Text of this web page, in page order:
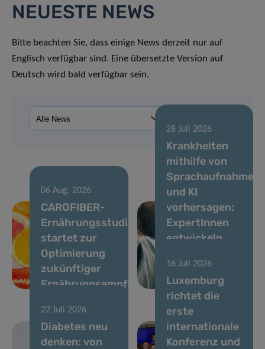
NEUESTE NEWS
Bitte beachten Sie, dass einige News derzeit nur auf
Englisch verfügbar sind. Eine übersetzte Version auf
Deutsch wird bald verfügbar sein.
06 Aug. 2026
CAROFIBER-
Ernährungsstudie
startet zur
Optimierung
zukünftiger
Ernährungsempfehlungen
28 Juli 2026
Krankheiten
mithilfe von
Sprachaufnahmen
und KI
vorhersagen:
ExpertInnen
entwickeln
stimmbasierte
Biomarker
22 Juli 2026
Diabetes neu
denken: von
16 Juli 2026
Luxemburg
richtet die
erste
internationale
Konferenz und